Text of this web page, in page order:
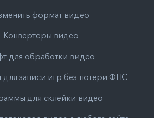
формат видео
Конвертеры видео
для обработки видео
записи игр без потери ФПС
для склейки видео